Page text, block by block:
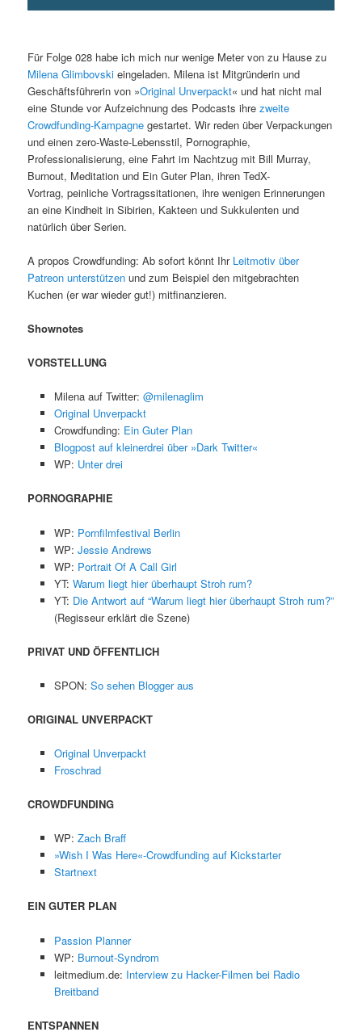
Für Folge 028 habe ich mich nur wenige Meter von zu Hause zu
Milena Glimbovski eingeladen. Milena ist Mitgründerin und
Geschäftsführerin von »Original Unverpackt« und hat nicht mal
eine Stunde vor Aufzeichnung des Podcasts ihrezweite
Crowdfunding-Kampagne gestartet. Wir reden über Verpackungen
und einen zero-Waste-Lebensstil, Pornographie,
Professionalisierung, eine Fahrt im Nachtzug mit Bill Murray,
Burnout, Meditation und Ein Guter Plan, ihren TedX-
Vortrag, peinliche Vortragssitationen, ihre wenigen Erinnerungen
an eine Kindheit in Sibirien, Kakteen und Sukkulenten und
natürlich über Serien.
A propos Crowdfunding: Ab sofort könnt Ihr Leitmotiv über
Patreon unterstützen und zum Beispiel den mitgebrachten
Kuchen (er war wieder gut!) mitfinanzieren.
Shownotes
VORSTELLUNG
Milena auf Twitter: @milenaglim
Original Unverpackt
Crowdfunding: Ein Guter Plan
Blogpost auf kleinerdrei über »Dark Twitter«
WP: Unter drei
PORNOGRAPHIE
WP: Pornfilmfestival Berlin
WP: Jessie Andrews
WP: Portrait Of A Call Girl
YT: Warum liegt hier überhaupt Stroh rum?
YT: Die Antwort auf “Warum liegt hier überhaupt Stroh rum?”
(Regisseur erklärt die Szene)
PRIVAT UND ÖFFENTLICH
SPON: So sehen Blogger aus
ORIGINAL UNVERPACKT
Original Unverpackt
Froschrad
CROWDFUNDING
WP: Zach Braff
»Wish I Was Here«-Crowdfunding auf Kickstarter
Startnext
EIN GUTER PLAN
Passion Planner
WP: Burnout-Syndrom
leitmedium.de: Interview zu Hacker-Filmen bei Radio
Breitband
ENTSPANNEN